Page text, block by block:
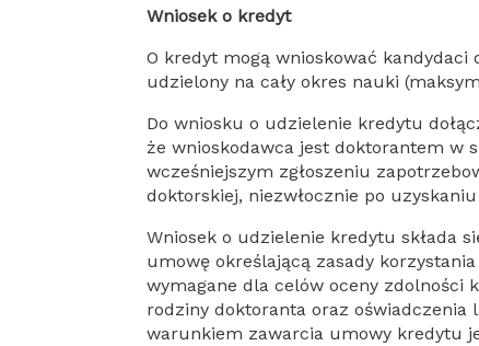
Wniosek o kredyt
O kredyt mogą wnioskować
udzielony na cały okres nauki
Do wniosku o udzielenie kredytu
że wnioskodawca jest doktorantem w
wcześniejszym zgłoszeniu
doktorskiej, niezwłocznie po
Wniosek o udzielenie kredytu składa
umowę określającą zasady
wymagane dla celów oceny zdolności
rodziny doktoranta oraz oświadczenia
warunkiem zawarcia umowy kredytu